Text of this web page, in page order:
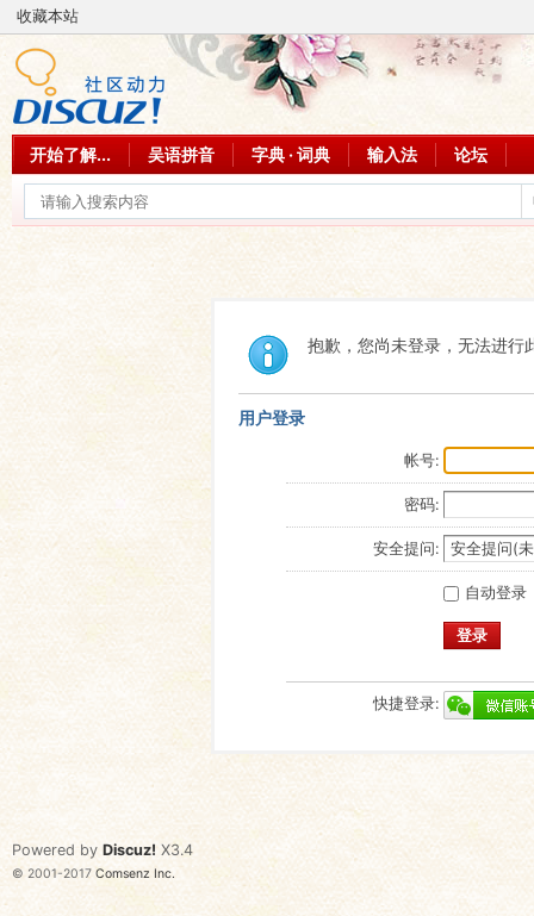
收藏本站
开始了解... 吴语拼音 字典 · 词典 输入法 论坛
抱歉，您尚未登录，无法进行
用户登录
帐号:
密码:
安全提问:
自动登录
登录
快捷登录:
Powered by Discuz! X3.4
© 2001-2017 Comsenz Inc.